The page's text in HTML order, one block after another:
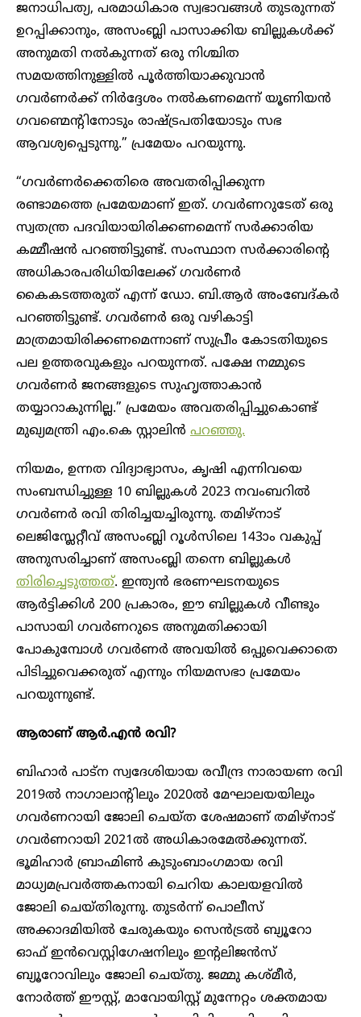
ജനാധിപത്യ, പരമാധികാര സ്വഭാവങ്ങൾ തുടരുന്നത്
ഉറപ്പിക്കാനും, അസംബ്ലി പാസാക്കിയ ബില്ലുകൾക്ക്
അനുമതി നൽകുന്നത് ഒരു നിശ്ചിത
സമയത്തിനുള്ളിൽ പൂർത്തിയാക്കുവാൻ
ഗവർണർക്ക് നിർദ്ദേശം നൽകണമെന്ന് യൂണിയൻ
ഗവണ്മെന്റിനോടും രാഷ്ട്രപതിയോടും സഭ
ആവശ്യപ്പെടുന്നു.” പ്രമേയം പറയുന്നു.
“ഗവർണർക്കെതിരെ അവതരിപ്പിക്കുന്ന
രണ്ടാമത്തെ പ്രമേയമാണ് ഇത്. ഗവർണറുടേത് ഒരു
സ്വതന്ത്ര പദവിയായിരിക്കണമെന്ന് സർക്കാരിയ
കമ്മീഷൻ പറഞ്ഞിട്ടുണ്ട്. സംസ്ഥാന സർക്കാരിന്റെ
അധികാരപരിധിയിലേക്ക് ഗവർണർ
കൈകടത്തരുത് എന്ന് ഡോ. ബി.ആർ അംബേദ്കർ
പറഞ്ഞിട്ടുണ്ട്. ഗവർണർ ഒരു വഴികാട്ടി
മാത്രമായിരിക്കണമെന്നാണ് സുപ്രീം കോടതിയുടെ
പല ഉത്തരവുകളും പറയുന്നത്. പക്ഷേ നമ്മുടെ
ഗവർണർ ജനങ്ങളുടെ സുഹൃത്താകാൻ
തയ്യാറാകുന്നില്ല.” പ്രമേയം അവതരിപ്പിച്ചുകൊണ്ട്
മുഖ്യമന്ത്രി എം.കെ സ്റ്റാലിൻ പറഞ്ഞു.
നിയമം, ഉന്നത വിദ്യാഭ്യാസം, കൃഷി എന്നിവയെ
സംബന്ധിച്ചുള്ള 10 ബില്ലുകൾ 2023 നവംബറിൽ
ഗവർണർ രവി തിരിച്ചയച്ചിരുന്നു. തമിഴ്‌നാട്
ലെജിസ്ലേറ്റീവ് അസംബ്ലി റൂൾസിലെ 143ാം വകുപ്പ്
അനുസരിച്ചാണ് അസംബ്ലി തന്നെ ബില്ലുകൾ
തിരിച്ചെടുത്തത്. ഇന്ത്യൻ ഭരണഘടനയുടെ
ആർട്ടിക്കിൾ 200 പ്രകാരം, ഈ ബില്ലുകൾ വീണ്ടും
പാസായി ഗവർണറുടെ അനുമതിക്കായി
പോകുമ്പോൾ ഗവർണർ അവയിൽ ഒപ്പുവെക്കാതെ
പിടിച്ചുവെക്കരുത് എന്നും നിയമസഭാ പ്രമേയം
പറയുന്നുണ്ട്.
ആരാണ് ആർ.എൻ രവി?
ബിഹാർ പാട്‌ന സ്വദേശിയായ രവീന്ദ്ര നാരായണ രവി
2019ൽ നാഗാലാന്റിലും 2020ൽ മേഘാലയയിലും
ഗവർണറായി ജോലി ചെയ്ത ശേഷമാണ് തമിഴ്‌നാട്
ഗവർണറായി 2021ൽ അധികാരമേൽക്കുന്നത്.
ഭൂമിഹാർ ബ്രാഹ്മിൺ കുടുംബാംഗമായ രവി
മാധ്യമപ്രവർത്തകനായി ചെറിയ കാലയളവിൽ
ജോലി ചെയ്തിരുന്നു. തുടർന്ന് പൊലീസ്
അക്കാദമിയിൽ ചേരുകയും സെൻട്രൽ ബ്യൂറോ
ഓഫ് ഇൻവെസ്റ്റിഗേഷനിലും ഇന്റലിജൻസ്
ബ്യൂറോവിലും ജോലി ചെയ്തു. ജമ്മു കശ്മീർ,
നോർത്ത് ഈസ്റ്റ്, മാവോയിസ്റ്റ് മുന്നേറ്റം ശക്തമായ